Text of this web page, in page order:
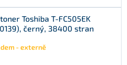
Toshiba T-FC505EK
černý, 38400 stran
- externě